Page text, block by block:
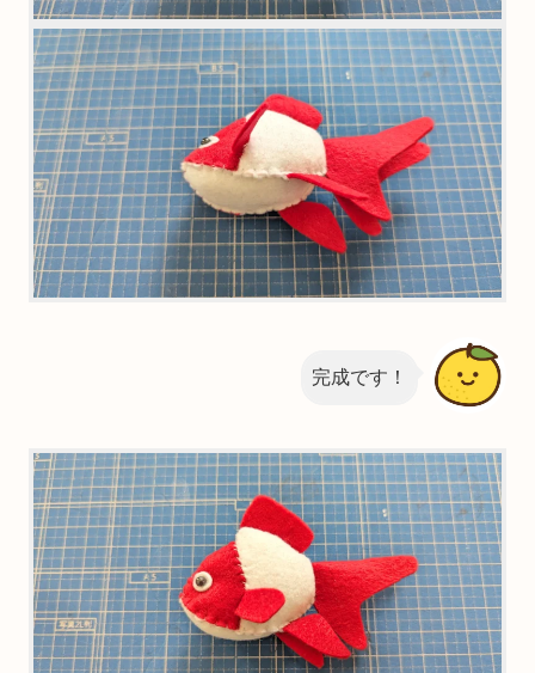
完成です！